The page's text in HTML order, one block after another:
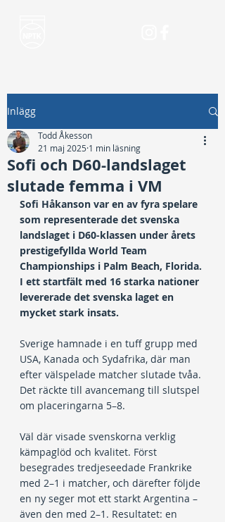
Inlägg
Sofi och D60-landslaget
slutade femma i VM
Todd Åkesson
21 maj 2025 1 min läsning
Sofi Håkanson var en av fyra spelare
som representerade det svenska
landslaget i D60-klassen under årets
prestigefyllda World Team
Championships i Palm Beach, Florida.
I ett startfält med 16 starka nationer
levererade det svenska laget en
mycket stark insats.
Sverige hamnade i en tuff grupp med
USA, Kanada och Sydafrika, där man
efter välspelade matcher slutade tvåa.
Det räckte till avancemang till slutspel
om placeringarna 5–8.
Väl där visade svenskorna verklig
kämpaglöd och kvalitet. Först
besegrades tredjeseedade Frankrike
med 2–1 i matcher, och därefter följde
en ny seger mot ett starkt Argentina –
även den med 2–1. Resultatet: en